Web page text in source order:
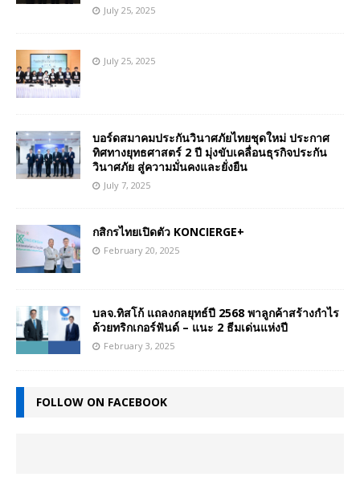
July 25, 2025
July 25, 2025
บอร์ดสมาคมประกันวินาศภัยไทยชุดใหม่ ประกาศ
ทิศทางยุทธศาสตร์ 2 ปี มุ่งขับเคลื่อนธุรกิจประกัน
วินาศภัย สู่ความมั่นคงและยั่งยืน
July 7, 2025
กสิกรไทยเปิดตัว KONCIERGE+
February 20, 2025
บลจ.ทิสโก้ แถลงกลยุทธ์ปี 2568 พาลูกค้าสร้างกำไร
ด้วยทริกเกอร์ฟันด์ – แนะ 2 ธีมเด่นแห่งปี
February 3, 2025
FOLLOW ON FACEBOOK